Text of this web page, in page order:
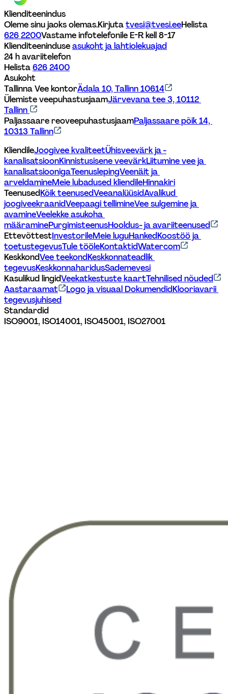
Ajutise veepaagi asukoht, kust saab veekatkestuse
korral joogivett.
Jääpesu
Veetorustike regulaarne ja efektiivne hooldus, millega
võib kaasneda tõrkeid veevarustuses. Kraani sulgemine
jääpesu ajaks aitab vältida setete sattumist torustikku
ja hilisemaid tõrkeid veevarustuses.
Klienditeenindus
Oleme sinu jaoks olemas.Kirjuta tvesi@tvesi.eeHelista
626 2200Vastame infotelefonile E-R kell 8-17
Klienditeeninduse asukoht ja lahtiolekuajad
24 h avariitelefon
Helista 626 2400
Asukoht
Tallinna Vee kontorÄdala 10, Tallinn 10614
Ülemiste veepuhastusjaamJärvevana tee 3, 10112
Tallinn
Paljassaare reoveepuhastusjaamPaljassaare põik 14,
10313 Tallinn
KliendileJoogivee kvaliteetÜhisveevärk ja -
kanalisatsioonKinnistusisene veevärkLiitumine vee ja
kanalisatsioonigaTeenuslepingVeenäit ja
arveldamineMeie lubadused kliendileHinnakiri
TeenusedKõik teenusedVeeanalüüsidAvalikud
joogiveekraanidVeepaagi tellimineVee sulgemine ja
avamineVeelekke asukoha
määraminePurgimisteenusHooldus- ja avariiteenused
EttevõttestInvestorileMeie luguHankedKoostöö ja
toetustegevusTule tööleKontaktidWatercom
KeskkondVee teekondKeskkonnateadlik
tegevusKeskkonnaharidusSademevesi
Kasulikud lingidVeekatkestuste kaartTehnilised nõuded
Aastaraamat
Logo ja visuaal DokumendidKlooriavarii
tegevusjuhised
Standardid
ISO9001, ISO14001, ISO45001, ISO27001